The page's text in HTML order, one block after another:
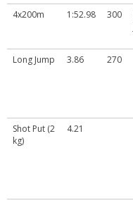
4x200m
1:52.98 300
Long Jump
3.86 270
Shot Put (2
kg)
4.21